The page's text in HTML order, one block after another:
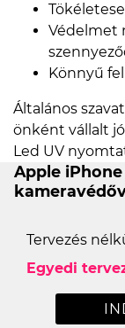
Védelmet
Könnyű
Általános
önként vállalt
Led UV
Apple
Tervezés
Egyedi